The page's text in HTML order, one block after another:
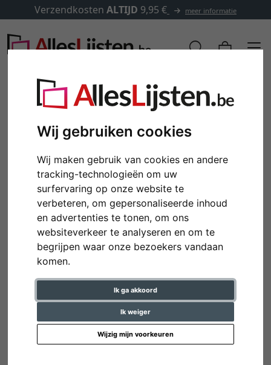
Wij gebruiken cookies
Wij maken gebruik van cookies en andere
tracking-technologieën om uw
surfervaring op onze website te
verbeteren, om gepersonaliseerde inhoud
en advertenties te tonen, om ons
websiteverkeer te analyseren en om te
begrijpen waar onze bezoekers vandaan
komen.
Ik ga akkoord
Ik weiger
Wijzig mijn voorkeuren
Verzendkosten ALTIJD 9,95 € meer informatie
Terug